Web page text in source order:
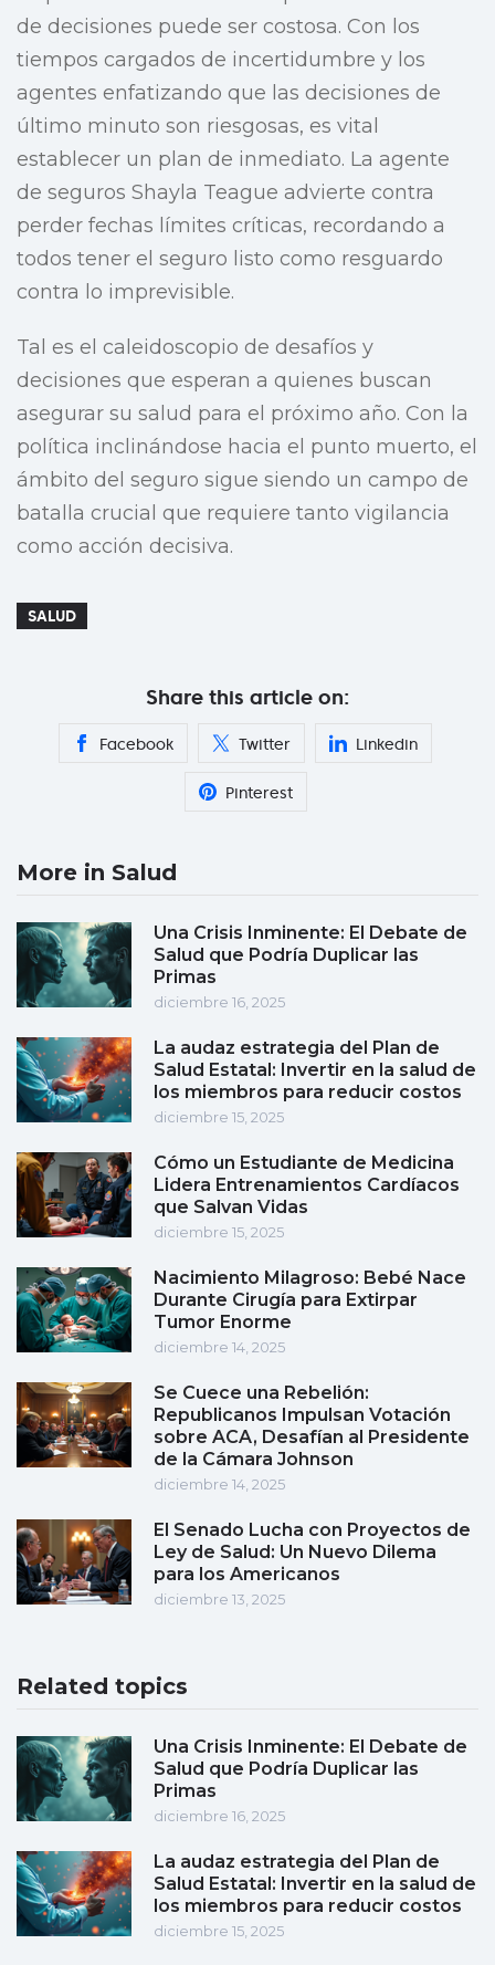
de decisiones puede ser costosa. Con los
tiempos cargados de incertidumbre y los
agentes enfatizando que las decisiones de
último minuto son riesgosas, es vital
establecer un plan de inmediato. La agente
de seguros Shayla Teague advierte contra
perder fechas límites críticas, recordando a
todos tener el seguro listo como resguardo
contra lo imprevisible.
Tal es el caleidoscopio de desafíos y
decisiones que esperan a quienes buscan
asegurar su salud para el próximo año. Con la
política inclinándose hacia el punto muerto, el
ámbito del seguro sigue siendo un campo de
batalla crucial que requiere tanto vigilancia
como acción decisiva.
SALUD
Share this article on:
Facebook Twitter Linkedin
Pinterest
More in Salud
Una Crisis Inminente: El Debate de
Salud que Podría Duplicar las
Primas
diciembre 16, 2025
La audaz estrategia del Plan de
Salud Estatal: Invertir en la salud de
los miembros para reducir costos
diciembre 15, 2025
Cómo un Estudiante de Medicina
Lidera Entrenamientos Cardíacos
que Salvan Vidas
diciembre 15, 2025
Nacimiento Milagroso: Bebé Nace
Durante Cirugía para Extirpar
Tumor Enorme
diciembre 14, 2025
Se Cuece una Rebelión:
Republicanos Impulsan Votación
sobre ACA, Desafían al Presidente
de la Cámara Johnson
diciembre 14, 2025
El Senado Lucha con Proyectos de
Ley de Salud: Un Nuevo Dilema
para los Americanos
diciembre 13, 2025
Related topics
Una Crisis Inminente: El Debate de
Salud que Podría Duplicar las
Primas
diciembre 16, 2025
La audaz estrategia del Plan de
Salud Estatal: Invertir en la salud de
los miembros para reducir costos
diciembre 15, 2025